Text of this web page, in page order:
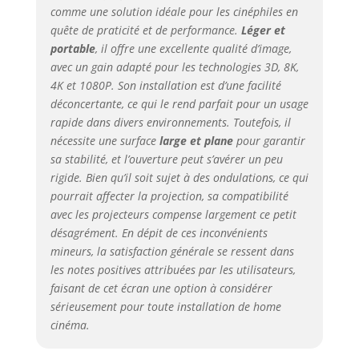
son écran mat
blanc HD (Haute
Définition) au ratio
16:9. Que vous
utilisiez un
projecteur 4k UHD,
Full HD 1080P, SD
ou 3D, la définition
de l'image dépend
principalement du
projecteur lui-
même, pas de
l'écran de
projection. Notre
écran est
polyvalent et
compatible avec
tous les projecteurs
comme une solution idéale pour les cinéphiles en
quête de praticité et de performance. Léger et
portable, il offre une excellente qualité d’image,
avec un gain adapté pour les technologies 3D, 8K,
4K et 1080P. Son installation est d’une facilité
déconcertante, ce qui le rend parfait pour un usage
rapide dans divers environnements. Toutefois, il
nécessite une surface large et planepour garantir
sa stabilité, et l’ouverture peut s’avérer un peu
rigide. Bien qu’il soit sujet à des ondulations, ce qui
pourrait affecter la projection, sa compatibilité
avec les projecteurs compense largement ce petit
désagrément. En dépit de ces inconvénients
mineurs, la satisfaction générale se ressent dans
les notes positives attribuées par les utilisateurs,
faisant de cet écran une option à considérer
sérieusement pour toute installation de home
cinéma.